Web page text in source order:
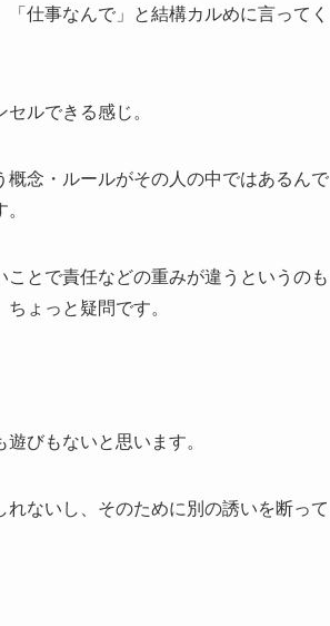
仕事なんで」と結構カルめに言ってく
ルできる感じ。
・ルールがその人の中ではあるんで
とで責任などの重みが違うというのも
ょっと疑問です。
びもないと思います。
ないし、そのために別の誘いを断って